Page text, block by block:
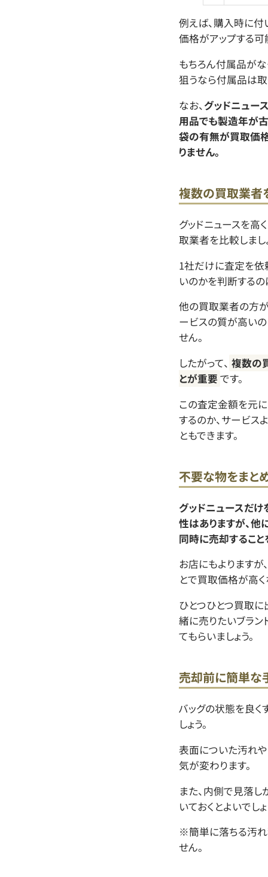
例えば、購入時に
価格がアップする可
もちろん付属品が
狙うなら付属品は取
なお、グッドニュー
用品でも製造年が
袋の有無が買取価
りません。
複数の買取業者
グッドニュースを高
取業者を比較しまし
1社だけに査定を依
いのかを判断するの
他の買取業者の方
ービスの質が高い
せん。
したがって、 複数の
とが重要 です。
この査定金額を元
するのか、サービス
ともできます。
不要な物をまと
グッドニュースだけ
性はありますが、他
同時に売却すること
お店にもよりますが
とで買取価格が高く
ひとつひとつ買取
緒に売りたいブラン
てもらいましょう。
売却前に簡単な
バッグの状態を良く
しょう。
表面についた汚れ
気が変わります。
また、内側で見落
いておくとよいでしょ
※簡単に落ちる汚
せん。